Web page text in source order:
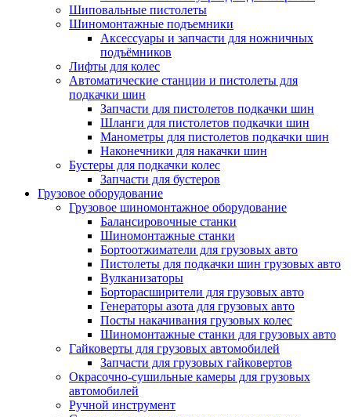
Шиповальные пистолеты
Шиномонтажные подъемники
Аксессуары и запчасти для ножничных
подъёмников
Лифты для колес
Автоматические станции и пистолеты для
подкачки шин
Запчасти для пистолетов подкачки шин
Шланги для пистолетов подкачки шин
Манометры для пистолетов подкачки шин
Наконечники для накачки шин
Бустеры для подкачки колес
Запчасти для бустеров
Грузовое оборудование
Грузовое шиномонтажное оборудование
Балансировочные станки
Шиномонтажные станки
Бортоотжиматели для грузовых авто
Пистолеты для подкачки шин грузовых авто
Вулканизаторы
Борторасширители для грузовых авто
Генераторы азота для грузовых авто
Посты накачивания грузовых колес
Шиномонтажные станки для грузовых авто
Гайковерты для грузовых автомобилей
Запчасти для грузовых гайковертов
Окрасочно-сушильные камеры для грузовых
автомобилей
Ручной инструмент